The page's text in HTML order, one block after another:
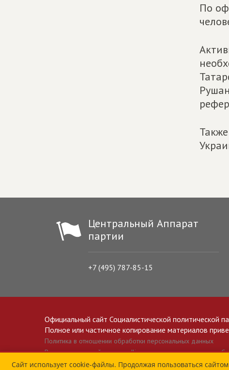
По
Центральный Аппарат
партии
+7 (495) 787-85-15
Официальный сайт Социалистической политической
Полное или частичное копирование материалов
Политика в отношении обработки персональных данных
Все материалы сайта spravedlivo.ru доступны по лицензии
Сайт использует cookie-файлы. Продолжая пользоваться